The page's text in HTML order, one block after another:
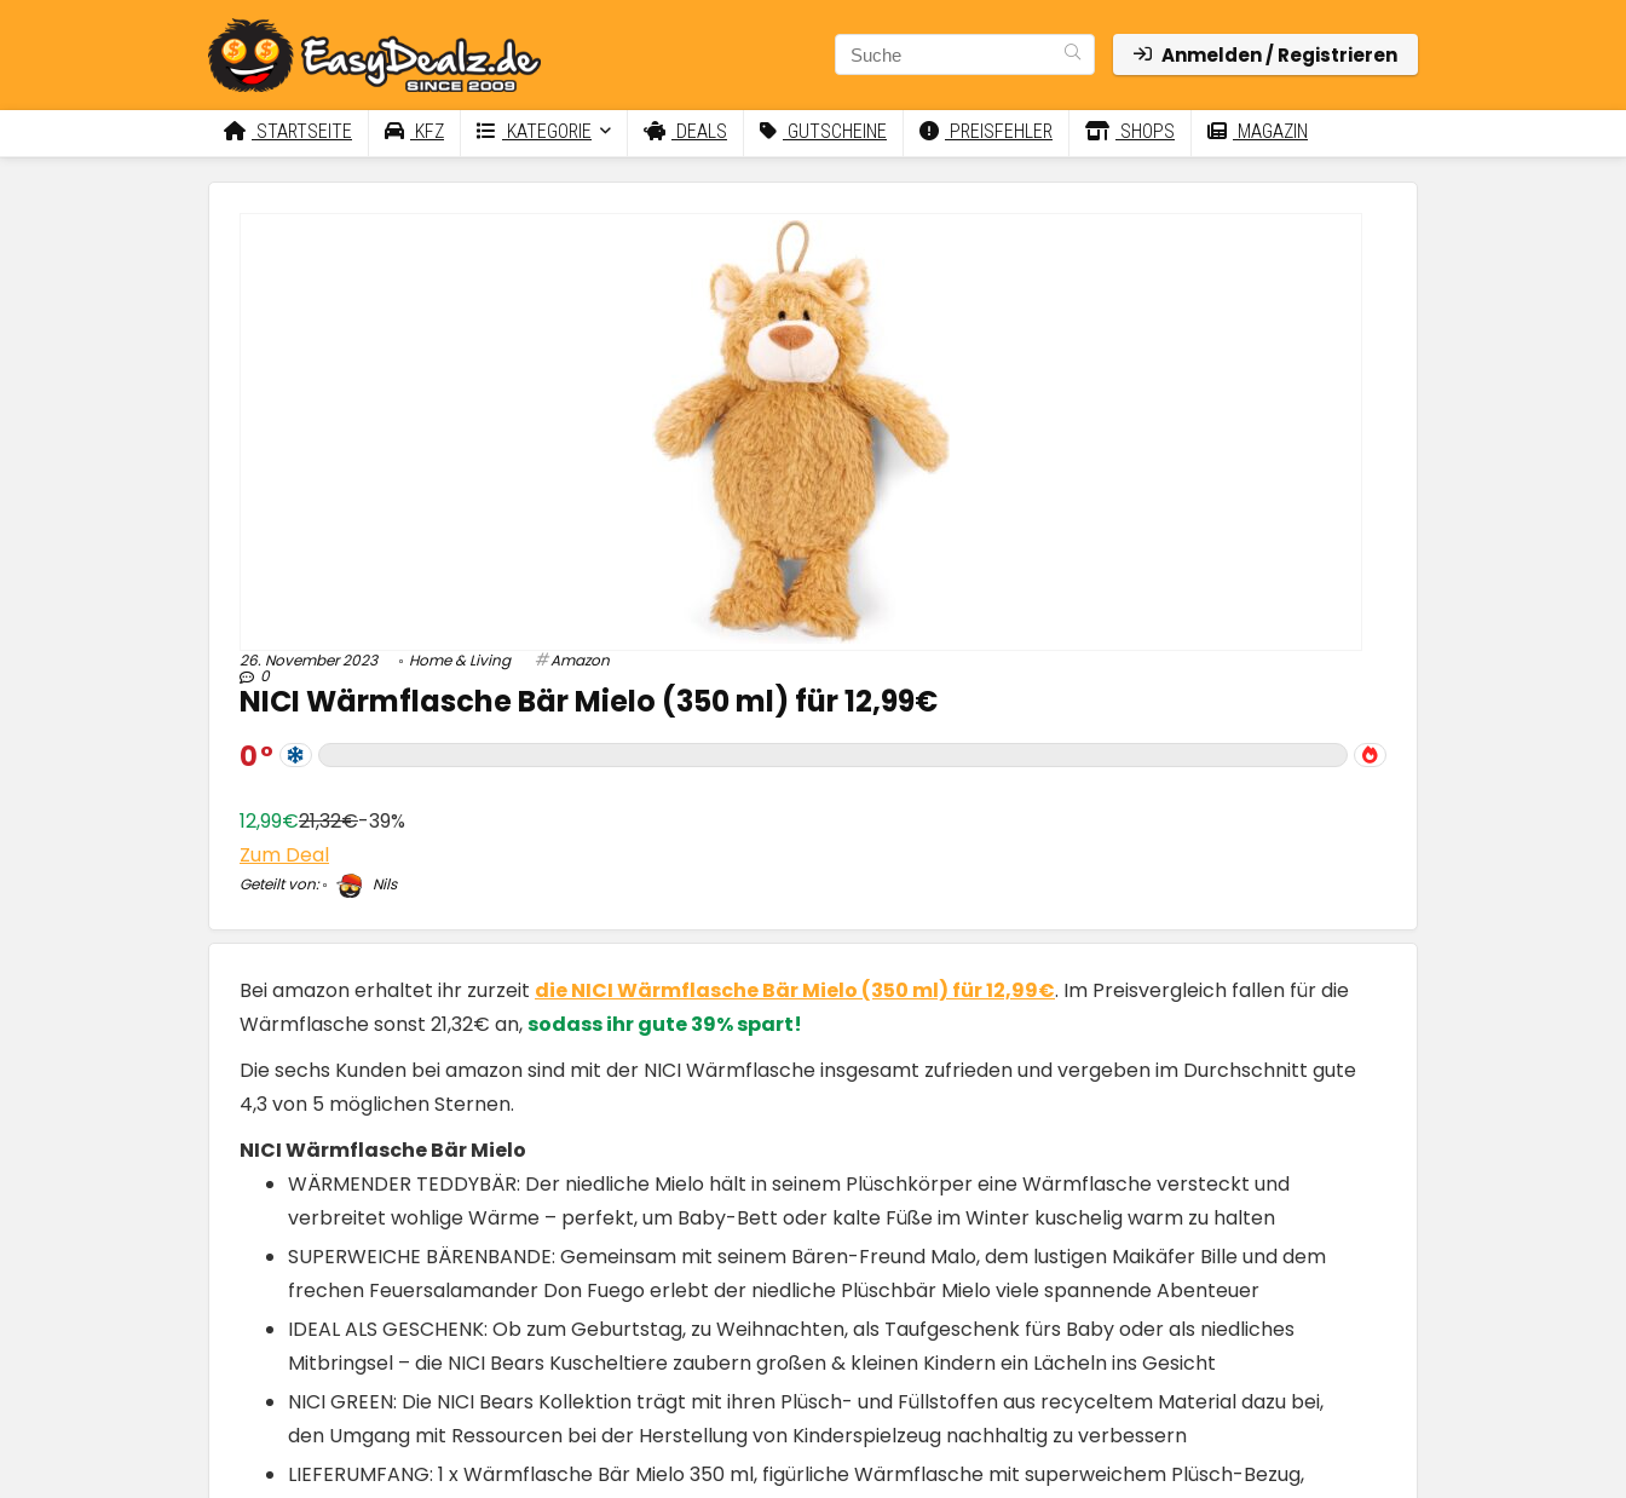
Anmelden / Registrieren
STARTSEITE KFZ KATEGORIE DEALS GUTSCHEINE PREISFEHLER SHOPS MAGAZIN
26. November 2023 Home & Living Amazon
0
NICI Wärmflasche Bär Mielo (350 ml) für 12,99€
0
12,99€21,32€-39%
Zum Deal
Geteilt von: Nils
Bei amazon erhaltet ihr zurzeit die NICI Wärmflasche Bär Mielo (350 ml) für 12,99€. Im Preisvergleich fallen für die
Wärmflasche sonst 21,32€ an,sodass ihr gute 39% spart!
Die sechs Kunden bei amazon sind mit der NICI Wärmflasche insgesamt zufrieden und vergeben im Durchschnitt gute
4,3 von 5 möglichen Sternen.
NICI Wärmflasche Bär Mielo
WÄRMENDER TEDDYBÄR: Der niedliche Mielo hält in seinem Plüschkörper eine Wärmflasche versteckt und
verbreitet wohlige Wärme – perfekt, um Baby-Bett oder kalte Füße im Winter kuschelig warm zu halten
SUPERWEICHE BÄRENBANDE: Gemeinsam mit seinem Bären-Freund Malo, dem lustigen Maikäfer Bille und dem
frechen Feuersalamander Don Fuego erlebt der niedliche Plüschbär Mielo viele spannende Abenteuer
IDEAL ALS GESCHENK: Ob zum Geburtstag, zu Weihnachten, als Taufgeschenk fürs Baby oder als niedliches
Mitbringsel – die NICI Bears Kuscheltiere zaubern großen & kleinen Kindern ein Lächeln ins Gesicht
NICI GREEN: Die NICI Bears Kollektion trägt mit ihren Plüsch- und Füllstoffen aus recyceltem Material dazu bei,
den Umgang mit Ressourcen bei der Herstellung von Kinderspielzeug nachhaltig zu verbessern
LIEFERUMFANG: 1 x Wärmflasche Bär Mielo 350 ml, figürliche Wärmflasche mit superweichem Plüsch-Bezug,